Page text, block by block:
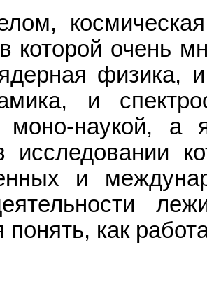
космическая
которой очень
физика,
и
моно-наукой, а
исследовании
и
как